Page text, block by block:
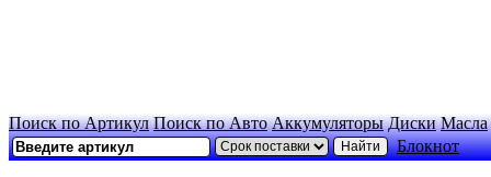
Поиск по Артикул Поиск по Авто Аккумуляторы Диски Масла
Блокнот